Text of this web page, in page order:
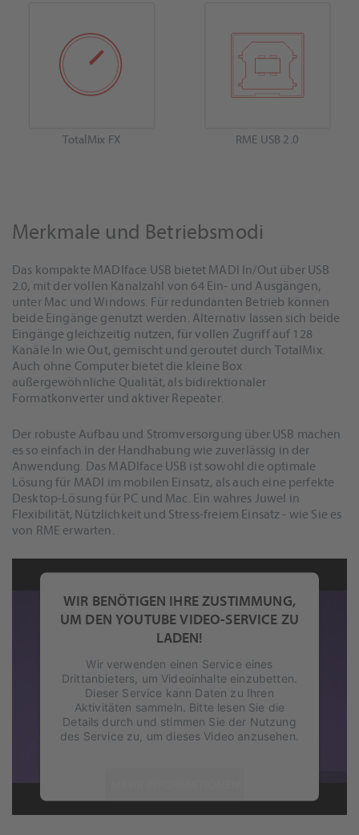
TotalMix FX RME USB 2.0
Merkmale und Betriebsmodi
Das kompakte MADIface USB bietet MADI In/Out über USB
2.0, mit der vollen Kanalzahl von 64 Ein- und Ausgängen,
unter Mac und Windows. Für redundanten Betrieb können
beide Eingänge genutzt werden. Alternativ lassen sich beide
Eingänge gleichzeitig nutzen, für vollen Zugriff auf 128
Kanäle In wie Out, gemischt und geroutet durch TotalMix.
Auch ohne Computer bietet die kleine Box
außergewöhnliche Qualität, als bidirektionaler
Formatkonverter und aktiver Repeater.
Der robuste Aufbau und Stromversorgung über USB machen
es so einfach in der Handhabung wie zuverlässig in der
Anwendung. Das MADIface USB ist sowohl die optimale
Lösung für MADI im mobilen Einsatz, als auch eine perfekte
Desktop-Lösung für PC und Mac. Ein wahres Juwel in
Flexibilität, Nützlichkeit und Stress-freiem Einsatz - wie Sie es
von RME erwarten.
WIR BENÖTIGEN IHRE ZUSTIMMUNG,
UM DEN YOUTUBE VIDEO-SERVICE ZU
LADEN!
Wir verwenden einen Service eines
Drittanbieters, um Videoinhalte einzubetten.
Dieser Service kann Daten zu Ihren
Aktivitäten sammeln. Bitte lesen Sie die
Details durch und stimmen Sie der Nutzung
des Service zu, um dieses Video anzusehen.